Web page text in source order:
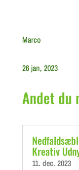
Marco
26 jan, 2023
Andet du
Kreativ
11. dec. 2023